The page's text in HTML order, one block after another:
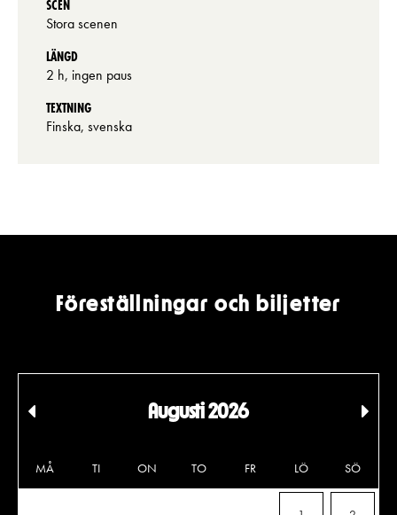
SCEN
Stora scenen
LÄNGD
2 h, ingen paus
TEXTNING
Finska, svenska
Föreställningar och biljetter
Tidigare
Augusti 2026
MÅ TI ON TO FR LÖ SÖ